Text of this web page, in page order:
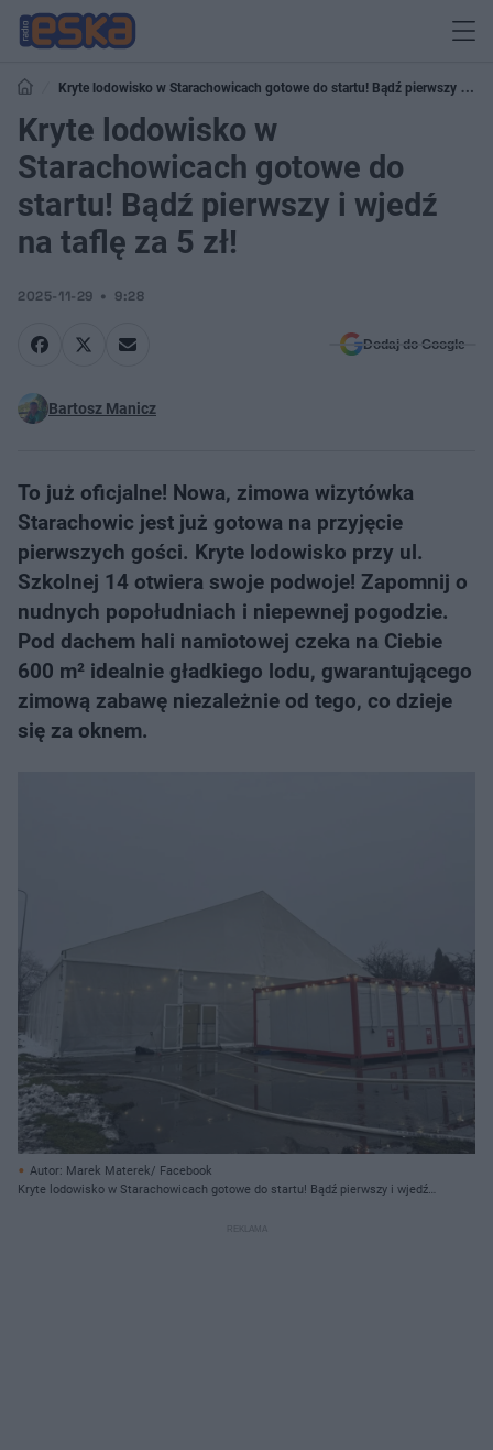
Kryte lodowisko w Starachowicach gotowe do startu! Bądź pierwszy i
wjedź na taflę za 5 zł!
Kryte lodowisko w
Starachowicach gotowe do
startu! Bądź pierwszy i wjedź
na taflę za 5 zł!
2025-11-29 9:28
Dodaj do Google
Bartosz Manicz
To już oficjalne! Nowa, zimowa wizytówka
Starachowic jest już gotowa na przyjęcie
pierwszych gości. Kryte lodowisko przy ul.
Szkolnej 14 otwiera swoje podwoje! Zapomnij o
nudnych popołudniach i niepewnej pogodzie.
Pod dachem hali namiotowej czeka na Ciebie
600 m² idealnie gładkiego lodu, gwarantującego
zimową zabawę niezależnie od tego, co dzieje
się za oknem.
Autor: Marek Materek/ Facebook
Kryte lodowisko w Starachowicach gotowe do startu! Bądź pierwszy i wjedź